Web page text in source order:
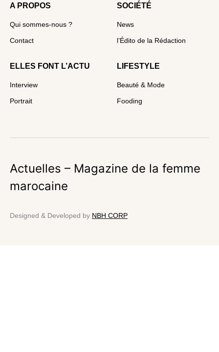
A PROPOS
Qui sommes-nous ?
Contact
SOCIÉTÉ
News
l’Édito de la Rédaction
ELLES FONT L’ACTU
Interview
Portrait
LIFESTYLE
Beauté & Mode
Fooding
Actuelles – Magazine de la femme
marocaine
Designed & Developed by NBH CORP